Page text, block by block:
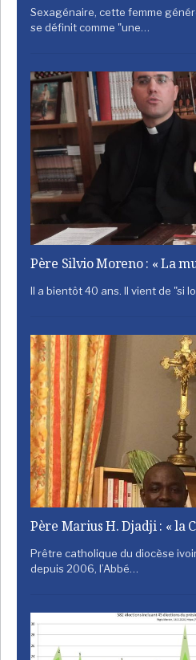
Sexagénaire, cette femme
se définit comme "une…
Père Silvio Moreno : « La
Il a bientôt 40 ans. Il vient de "si
Père Marius H. Djadji : « la
Prêtre catholique du diocèse
depuis 2006, l’Abbé…